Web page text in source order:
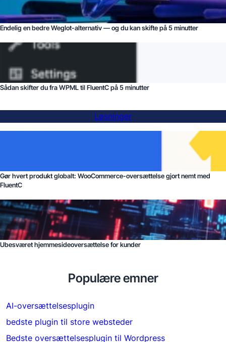
Endelig en bedre Weglot-alternativ — og du kan skifte på 5 minutter
Sådan skifter du fra WPML til FluentC på 5 minutter
Løsninger
Gør hvert produkt globalt: WooCommerce-oversættelse gjort nemt med
FluentC
Ubesværet hjemmesideoversættelse for kunder
Populære emner
AI-oversættelsesplugin
bedste plugin til store websteder
Bedste oversættelsesplugin til Wordpress